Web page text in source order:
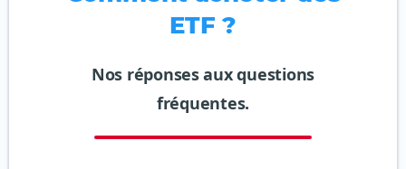
ETF ?
Nos réponses aux questions
fréquentes.